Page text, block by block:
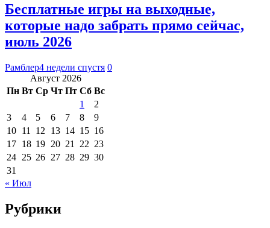
Бесплатные игры на выходные,
которые надо забрать прямо сейчас,
июль 2026
Рамблер4 недели спустя 0
Август 2026
Пн Вт Ср Чт Пт Сб Вс
1
2
3
4 5 6 7 8
9
10 11 12 13 14 15 16
17 18 19 20 21 22 23
24 25 26 27 28 29 30
31
« Июл
Рубрики